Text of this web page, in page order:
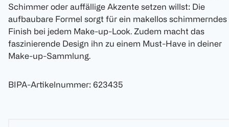
Schimmer oder auffällige Akzente setzen willst: Die
aufbaubare Formel sorgt für ein makellos schimmerndes
Finish bei jedem Make-up-Look. Zudem macht das
faszinierende Design ihn zu einem Must-Have in deiner
Make-up-Sammlung.
BIPA-Artikelnummer: 623435